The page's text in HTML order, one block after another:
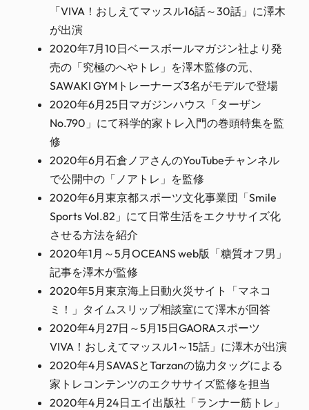
「VIVA！おしえてマッスル16話～30話」に澤木
が出演
2020年7月10日ベースボールマガジン社より発
売の「究極のへやトレ」を澤木監修の元、
SAWAKI GYMトレーナーズ3名がモデルで登場
2020年6月25日マガジンハウス「ターザン
No.790」にて科学的家トレ入門の巻頭特集を監
修
2020年6月石倉ノアさんのYouTubeチャンネル
で公開中の「ノアトレ」を監修
2020年6月東京都スポーツ文化事業団「Smile
Sports Vol.82」にて日常生活をエクササイズ化
させる方法を紹介
2020年1月～5月OCEANS web版「糖質オフ男」
記事を澤木が監修
2020年5月東京海上日動火災サイト「マネコ
ミ！」タイムスリップ相談室にて澤木が回答
2020年4月27日～5月15日GAORAスポーツ
VIVA！おしえてマッスル1～15話」に澤木が出演
2020年4月SAVASとTarzanの協力タッグによる
家トレコンテンツのエクササイズ監修を担当
2020年4月24日エイ出版社「ランナー筋トレ」